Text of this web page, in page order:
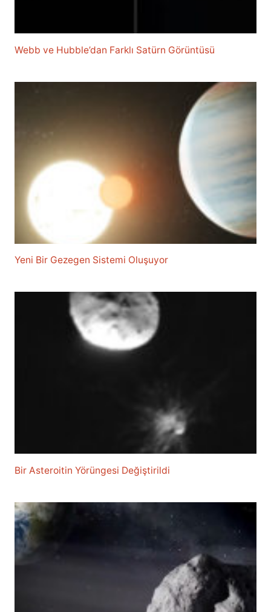
Webb ve Hubble’dan Farklı Satürn Görüntüsü
Yeni Bir Gezegen Sistemi Oluşuyor
Bir Asteroitin Yörüngesi Değiştirildi